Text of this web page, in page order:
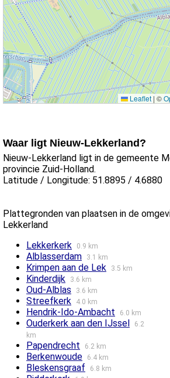
Leaflet | ©
Waar ligt Nieuw-Lekkerland?
Nieuw-Lekkerland ligt in de gemeente
provincie Zuid-Holland.
Latitude / Longitude: 51.8895 / 4.6880
Plattegronden van plaatsen in de
Lekkerland
Lekkerkerk
0.9 km
Alblasserdam 3.1 km
Krimpen aan de Lek 3.5 km
Kinderdijk 3.6 km
Oud-Alblas 3.6 km
Streefkerk 4.0 km
Hendrik-Ido-Ambacht 6.0 km
Ouderkerk aan den IJssel
6.2
km
Papendrecht 6.2 km
Berkenwoude 6.4 km
Bleskensgraaf 6.8 km